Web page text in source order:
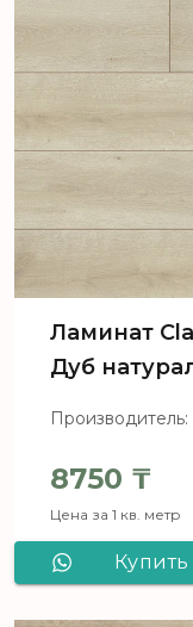
Ламинат
Дуб
Производитель:
8750 ₸
Цена за 1 кв. метр